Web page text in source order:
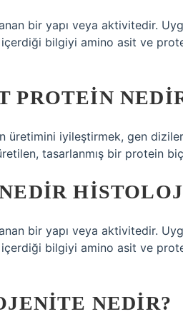
bir yapı veya aktivitedir.
bilgiyi amino asit ve
PROTEIN
üretimini iyileştirmek, gen
tasarlanmış bir protein
bir yapı veya aktivitedir.
bilgiyi amino asit ve
NEDIR?